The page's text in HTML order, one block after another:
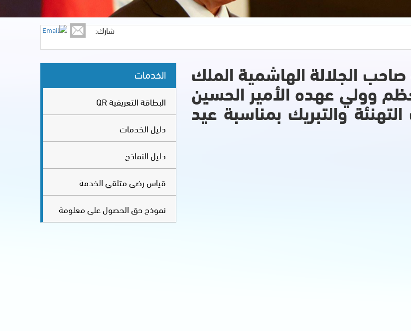
شارك:
الجلالة الهاشمية الملك
وولي عهده الأمير الحسين
والتبريك بمناسبة عيد
الخدمات
البطاقة التعريفية QR
دليل الخدمات
دليل النماذج
قياس رضى متلقي الخدمة
نموذج حق الحصول على معلومة